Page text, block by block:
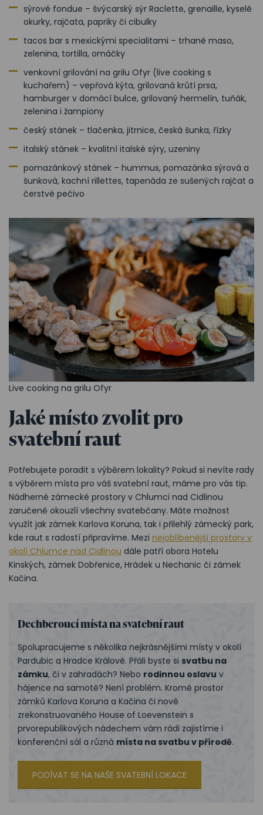
sýrové fondue – švýcarský sýr Raclette, grenaille, kyselé
okurky, rajčata, papriky či cibulky
tacos bar s mexickými specialitami – trhané maso,
zelenina, tortilla, omáčky
venkovní grilování na grilu Ofyr (live cooking s
kuchařem) – vepřová kýta, grilovaná krůtí prsa,
hamburger v domácí bulce, grilovaný hermelín, tuňák,
zelenina i žampiony
český stánek – tlačenka, jitrnice, česká šunka, řízky
italský stánek – kvalitní italské sýry, uzeniny
pomazánkový stánek – hummus, pomazánka sýrová a
šunková, kachní rillettes, tapenáda ze sušených rajčat a
čerstvé pečivo
Live cooking na grilu Ofyr
Jaké místo zvolit pro
svatební raut
Potřebujete poradit s výběrem lokality? Pokud si nevíte rady
s výběrem místa pro váš svatební raut, máme pro vás tip.
Nádherné zámecké prostory v Chlumci nad Cidlinou
zaručeně okouzlí všechny svatebčany. Máte možnost
využít jak zámek Karlova Koruna, tak i přilehlý zámecký park,
kde raut s radostí připravíme. Mezi nejoblíbenější prostory v
okolí Chlumce nad Cidlinou dále patří obora Hotelu
Kinských, zámek Dobřenice, Hrádek u Nechanic či zámek
Kačina.
Dechberoucí místa na svatební raut
Spolupracujeme s několika nejkrásnějšími místy v okolí
Pardubic a Hradce Králové. Přáli byste si svatbu na
zámku, či v zahradách? Nebo rodinnou oslavu v
hájence na samotě? Není problém. Kromě prostor
zámků Karlova Koruna a Kačina či nově
zrekonstruovaného House of Loevenstein s
prvorepublikových nádechem vám rádi zajistíme i
konferenční sál a různá místa na svatbu v přírodě.
PODÍVAT SE NA NAŠE SVATEBNÍ LOKACE